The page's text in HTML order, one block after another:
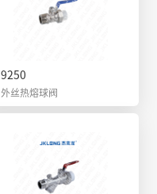
9250
外丝热熔球阀